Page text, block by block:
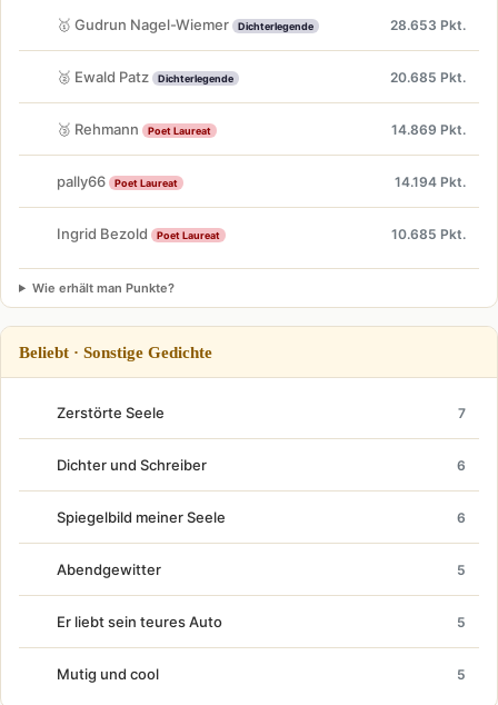
🥇 Gudrun Nagel-Wiemer Dichterlegende 28.653 Pkt.
🥈 Ewald Patz Dichterlegende 20.685 Pkt.
🥉 Rehmann Poet Laureat 14.869 Pkt.
pally66 Poet Laureat 14.194 Pkt.
Ingrid Bezold Poet Laureat 10.685 Pkt.
Wie erhält man Punkte?
Beliebt · Sonstige Gedichte
Zerstörte Seele 7
Dichter und Schreiber 6
Spiegelbild meiner Seele 6
Abendgewitter 5
Er liebt sein teures Auto 5
Mutig und cool 5